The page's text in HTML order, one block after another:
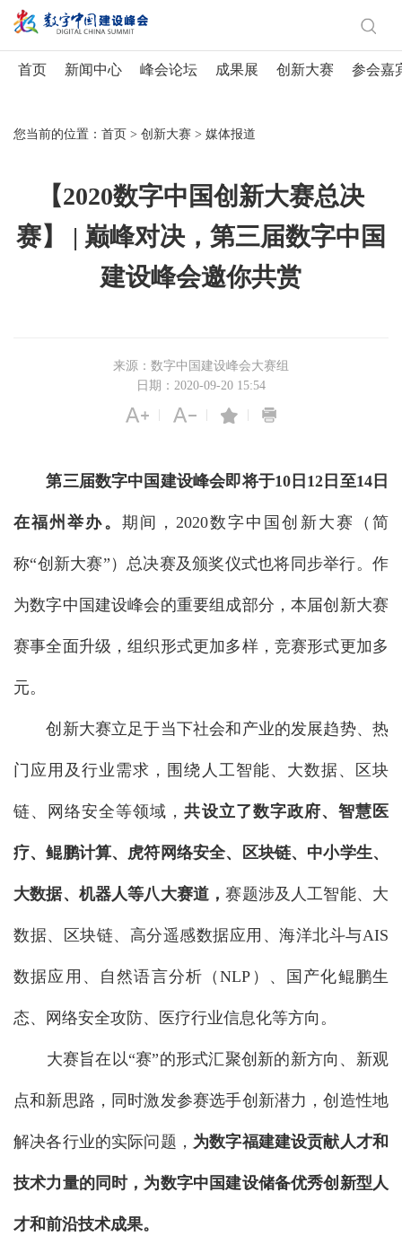
首页 新闻中心 峰会论坛 成果展 创新大赛 参会嘉
您当前的位置： 首页 > 创新大赛 > 媒体报道
【2020数字中国创新大赛总决
赛】 | 巅峰对决，第三届数字中国
建设峰会邀你共赏
来源：数字中国建设峰会大赛组
日期：2020-09-20 15:54
第三届数字中国建设峰会即将于10日12日至14日
在福州举办。 期间，2020数字中国创新大赛（简
称“创新大赛”）总决赛及颁奖仪式也将同步举行。作
为数字中国建设峰会的重要组成部分，本届创新大赛
赛事全面升级，组织形式更加多样，竞赛形式更加多
元。
创新大赛立足于当下社会和产业的发展趋势、热
门应用及行业需求，围绕人工智能、大数据、区块
链、网络安全等领域，共设立了数字政府、智慧医
疗、鲲鹏计算、虎符网络安全、区块链、中小学生、
大数据、机器人等八大赛道，赛题涉及人工智能、大
数据、区块链、高分遥感数据应用、海洋北斗与AIS
数据应用、自然语言分析（NLP）、国产化鲲鹏生
态、网络安全攻防、医疗行业信息化等方向。
大赛旨在以“赛”的形式汇聚创新的新方向、新观
点和新思路，同时激发参赛选手创新潜力，创造性地
解决各行业的实际问题， 为数字福建建设贡献人才和
技术力量的同时，为数字中国建设储备优秀创新型人
才和前沿技术成果。